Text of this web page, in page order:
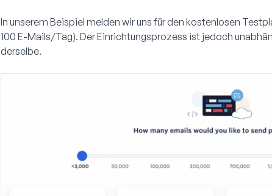
In unserem Beispiel melden wir uns für den kostenlosen
100 E-Mails/Tag). Der Einrichtungsprozess ist jedoch
derselbe.